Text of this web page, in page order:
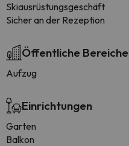
Skiausrüstungsgeschäft
Sicher an der Rezeption
Öffentliche Bereiche
Aufzug
Einrichtungen
Garten
Balkon